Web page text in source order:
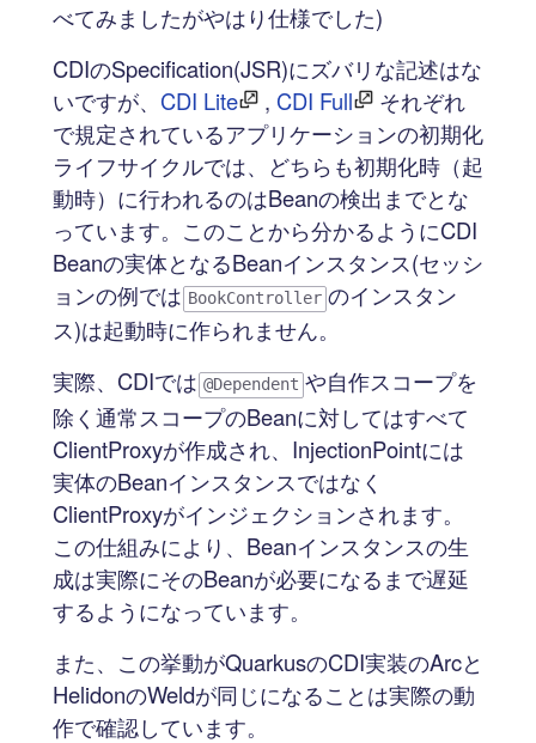
べてみましたがやはり仕様でした)
CDIのSpecification(JSR)にズバリな記述はな
いですが、 CDI Lite , CDI Full
それぞれ
で規定されているアプリケーションの初期化
ライフサイクルでは、どちらも初期化時（起
動時）に行われるのはBeanの検出までとな
っています。このことから分かるようにCDI
Beanの実体となるBeanインスタンス(セッシ
ョンの例では BookController のインスタン
ス)は起動時に作られません。
実際、CDIでは @Dependent や自作スコープを
除く通常スコープのBeanに対してはすべて
ClientProxyが作成され、InjectionPointには
実体のBeanインスタンスではなく
ClientProxyがインジェクションされます。
この仕組みにより、Beanインスタンスの生
成は実際にそのBeanが必要になるまで遅延
するようになっています。
また、この挙動がQuarkusのCDI実装のArcと
HelidonのWeldが同じになることは実際の動
作で確認しています。